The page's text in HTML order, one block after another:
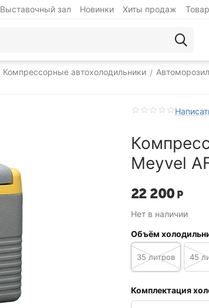
Выставочный зал Новинки Хиты продаж
Компрессорные автохолодильники /
Meyvel
22 200 Р
Нет в наличии
Объём
35 литров 45
Комплектация